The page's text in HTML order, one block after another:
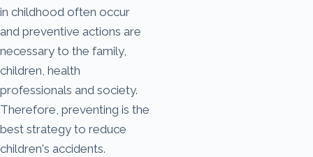
in childhood often occur
and preventive actions are
necessary to the family,
children, health
professionals and society.
Therefore, preventing is the
best strategy to reduce
children's accidents.